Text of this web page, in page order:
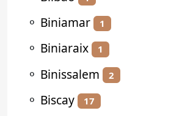
⚬ Biniamar 1
⚬ Biniaraix 1
⚬ Binissalem 2
⚬ Biscay 17